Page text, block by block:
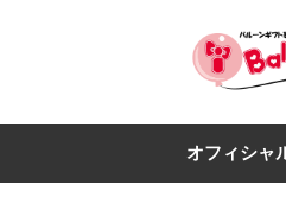
オフィシャ